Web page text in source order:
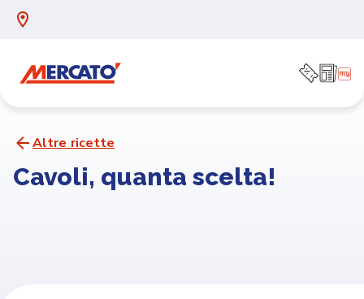
Altre ricette
Cavoli, quanta scelta!